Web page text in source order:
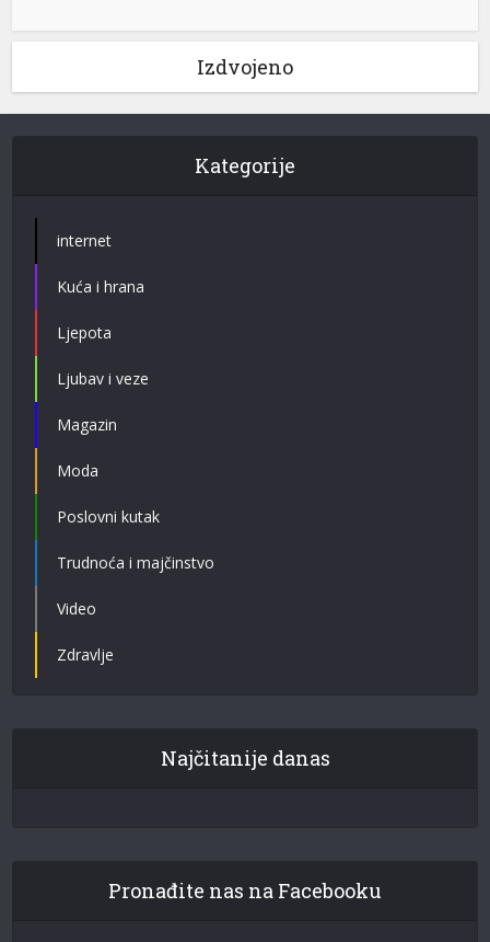
Izdvojeno
Kategorije
internet
Kuća i hrana
Ljepota
Ljubav i veze
Magazin
Moda
Poslovni kutak
Trudnoća i majčinstvo
Video
Zdravlje
Najčitanije danas
Pronađite nas na Facebooku